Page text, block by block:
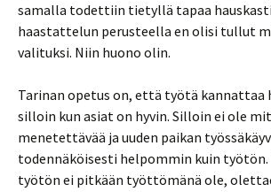
samalla todettiin tietyllä tapaa
haastattelun perusteella en olisi tullut
valituksi. Niin huono olin.
Tarinan opetus on, että työtä kannattaa
silloin kun asiat on hyvin. Silloin ei ole
menetettävää ja uuden paikan
todennäköisesti helpommin kuin työtön.
työtön ei pitkään työttömänä ole,